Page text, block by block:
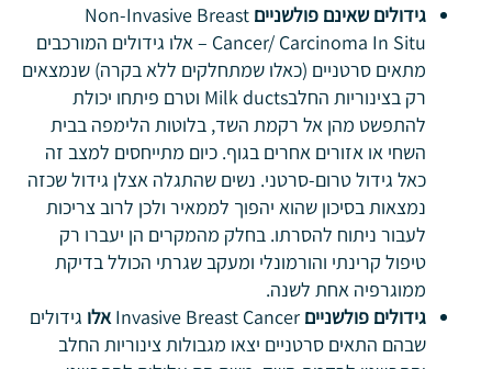
גידולים שאינם פולשניים Non-Invasive Breast
Cancer/ Carcinoma In Situ – אלו גידולים המורכבים
מתאים סרטניים (כאלו שמתחלקים ללא בקרה) שנמצאים
רק בצינוריות החלבMilk ducts וטרם פיתחו יכולת
להתפשט מהן אל רקמת השד, בלוטות הלימפה בבית
השחי או אזורים אחרים בגוף. כיום מתייחסים למצב זה
כאל גידול טרום-סרטני. נשים שהתגלה אצלן גידול שכזה
נמצאות בסיכון שהוא יהפוך לממאיר ולכן לרוב צריכות
לעבור ניתוח להסרתו. בחלק מהמקרים הן יעברו רק
טיפול קרינתי והורמונלי ומעקב שגרתי הכולל בדיקת
ממוגרפיה אחת לשנה.
גידולים פולשניים Invasive Breast Cancerאלו גידולים
שבהם התאים סרטניים יצאו מגבולות צינוריות החלב